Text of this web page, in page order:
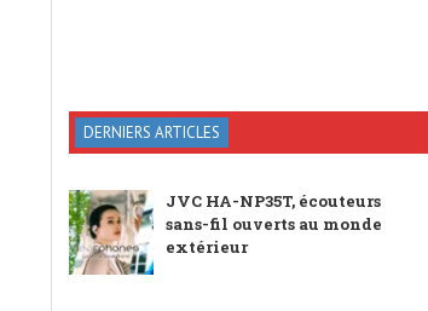
DERNIERS ARTICLES
JVC HA-NP35T, écouteurs
sans-fil ouverts au monde
extérieur